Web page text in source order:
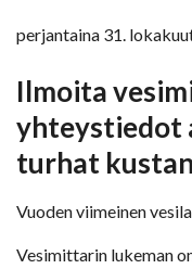
perjantaina 31.
Ilmoita
yhteystiedot
turhat
Vuoden viimeinen
Vesimittarin lukeman